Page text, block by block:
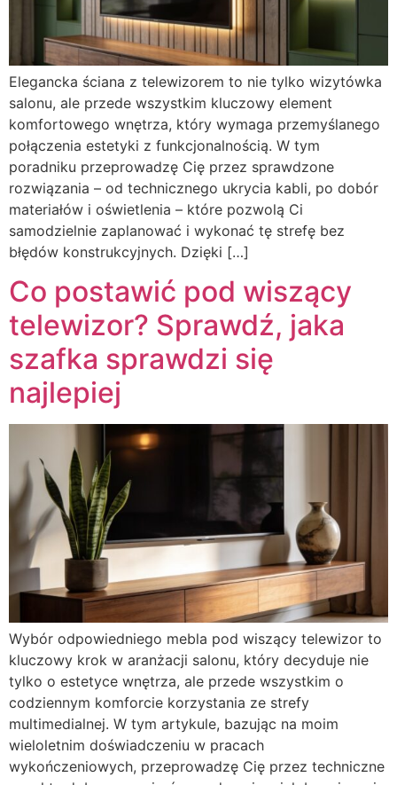
Elegancka ściana z telewizorem to nie tylko wizytówka
salonu, ale przede wszystkim kluczowy element
komfortowego wnętrza, który wymaga przemyślanego
połączenia estetyki z funkcjonalnością. W tym
poradniku przeprowadzę Cię przez sprawdzone
rozwiązania – od technicznego ukrycia kabli, po dobór
materiałów i oświetlenia – które pozwolą Ci
samodzielnie zaplanować i wykonać tę strefę bez
błędów konstrukcyjnych. Dzięki […]
Co postawić pod wiszący
telewizor? Sprawdź, jaka
szafka sprawdzi się
najlepiej
Wybór odpowiedniego mebla pod wiszący telewizor to
kluczowy krok w aranżacji salonu, który decyduje nie
tylko o estetyce wnętrza, ale przede wszystkim o
codziennym komforcie korzystania ze strefy
multimedialnej. W tym artykule, bazując na moim
wieloletnim doświadczeniu w pracach
wykończeniowych, przeprowadzę Cię przez techniczne